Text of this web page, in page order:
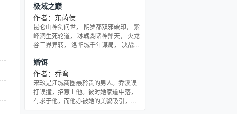
定，待两家合作项目结束，必定分道扬
镳。 就连唐知颂本人也
考。 深宫清冷，朱载壡致力于皇家父慈
子孝、兄友弟恭。经年流逝，一袭黄袍
刺眼。 嘉靖面带笑容：“太子，天凉了，
朕为你添衣！”
极域之巅
作者：东芮侯
昆仑山神剑问世， 阴罗都双邪破印， 紫
峰洞生死轮道， 冰魄湖诸神鼎天， 火龙
谷三界异转， 洛阳城千年谋局， 决战宇
婚饵
作者：乔弯
宋玖是江城商圈最矜贵的男人。乔溪误
打误撞，招惹上他。彼时她家道中落，
有求于他，而他亦被她的美貌吸引，以